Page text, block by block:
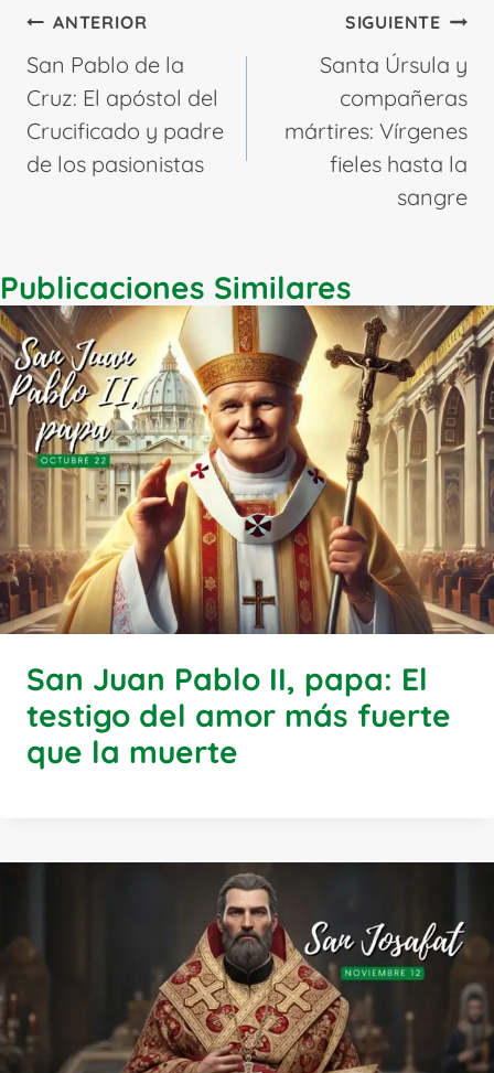
Navegación
de
entradas
ANTERIOR
San Pablo de la
Cruz: El apóstol del
Crucificado y padre
de los pasionistas
SIGUIENTE
Santa Úrsula y
compañeras
mártires: Vírgenes
fieles hasta la
sangre
Publicaciones Similares
San Juan Pablo II, papa: El
testigo del amor más fuerte
que la muerte